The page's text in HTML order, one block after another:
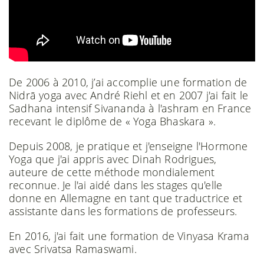
De 2006 à 2010, j’ai accomplie une formation de
Nidrā yoga avec André Riehl et en 2007 j'ai fait le
Sadhana intensif Sivananda à l'ashram en France
recevant le diplôme de « Yoga Bhaskara ».
Depuis 2008, je pratique et j'enseigne l'Hormone
Yoga que j'ai appris avec Dinah Rodrigues,
auteure de cette méthode mondialement
reconnue. Je l'ai aidé dans les stages qu'elle
donne en Allemagne en tant que traductrice et
assistante dans les formations de professeurs.
En 2016, j'ai fait une formation de Vinyasa Krama
avec Srivatsa Ramaswami.